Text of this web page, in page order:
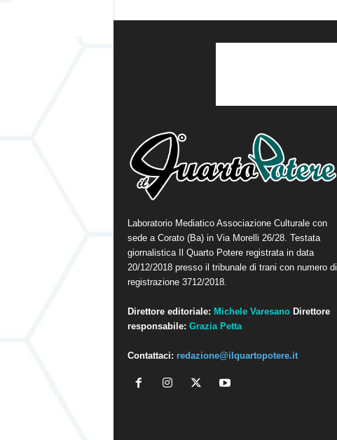
Laboratorio Mediatico Associazione Culturale con
sede a Corato (Ba) in Via Morelli 26/28. Testata
giornalistica Il Quarto Potere registrata in data
20/12/2018 presso il tribunale di trani con numero di
registrazione 3712/2018.
Direttore editoriale: Michele Varesano Direttore
responsabile: Grazia Petta
Contattaci: redazione@ilquartopotere.it